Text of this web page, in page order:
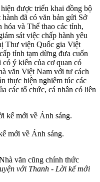
được triển khai đồng bộ
đã có văn bản gửi Sở
và Thể thao các tỉnh,
sát việc chấp hành yêu
Thư viện Quốc gia Việt
tỉnh tạm dừng đưa cuốn
ý kiến của cơ quan có
văn Việt Nam với tư cách
thực hiện nghiêm túc các
các tổ chức, cá nhân có liên
mới về Ánh sáng.
văn cũng chính thức
với Thanh - Lời kể mới